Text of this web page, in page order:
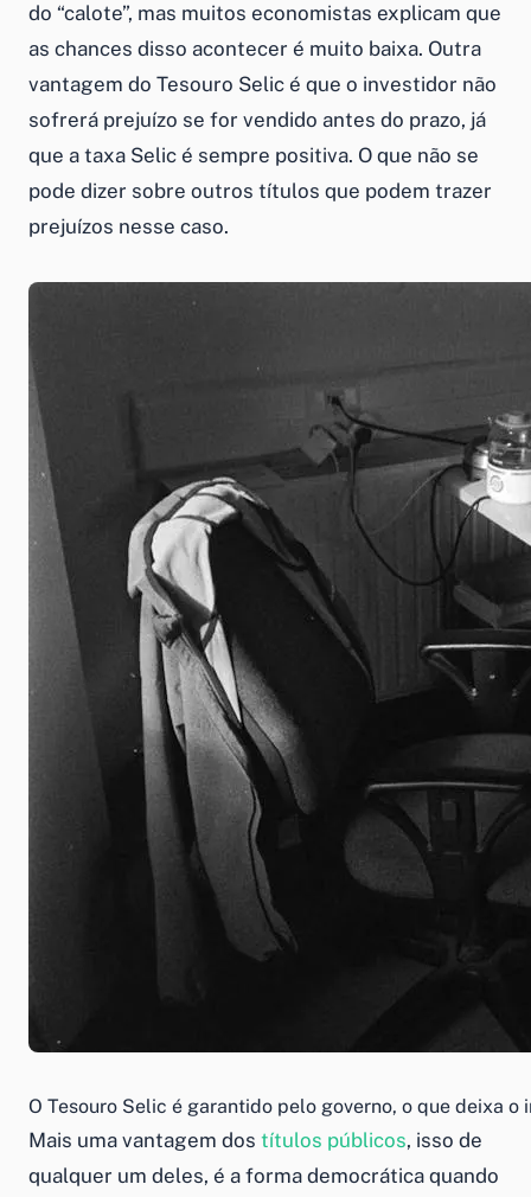
do “calote”, mas muitos economistas explicam que
as chances disso acontecer é muito baixa. Outra
vantagem do Tesouro Selic é que o investidor não
sofrerá prejuízo se for vendido antes do prazo, já
que a taxa Selic é sempre positiva. O que não se
pode dizer sobre outros títulos que podem trazer
prejuízos nesse caso.
O Tesouro Selic é garantido pelo governo, o que deixa o
Mais uma vantagem dos títulos públicos, isso de
qualquer um deles, é a forma democrática quando